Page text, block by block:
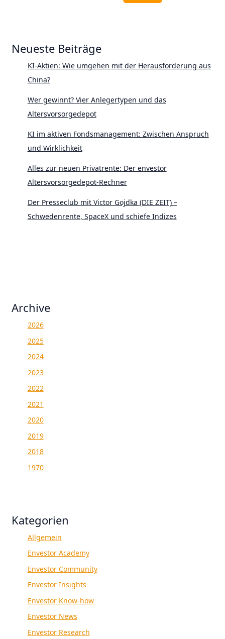
Neueste Beiträge
KI-Aktien: Wie umgehen mit der Herausforderung aus
China?
Wer gewinnt? Vier Anlegertypen und das
Altersvorsorgedepot
KI im aktiven Fondsmanagement: Zwischen Anspruch
und Wirklichkeit
Alles zur neuen Privatrente: Der envestor
Altersvorsorgedepot-Rechner
Der Presseclub mit Victor Gojdka (DIE ZEIT) –
Schwedenrente, SpaceX und schiefe Indizes
Archive
2026
2025
2024
2023
2022
2021
2020
2019
2018
1970
Kategorien
Allgemein
Envestor Academy
Envestor Community
Envestor Insights
Envestor Know-how
Envestor News
Envestor Research